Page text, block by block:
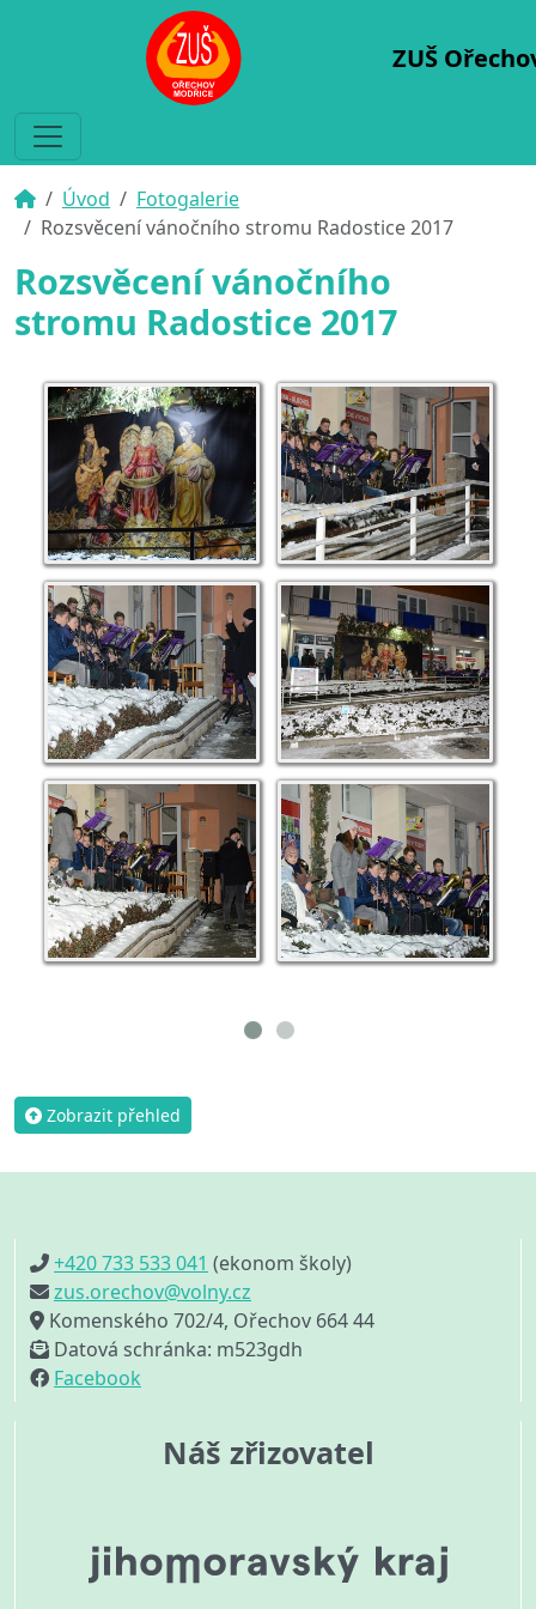
ZUŠ
Úvod
Fotogalerie
Rozsvěcení vánočního stromu Radostice 2017
Rozsvěcení vánočního
stromu Radostice 2017
Zobrazit přehled
+420 733 533 041 (ekonom školy)
zus.orechov@volny.cz
Komenského 702/4, Ořechov 664 44
Datová schránka: m523gdh
Facebook
Náš zřizovatel